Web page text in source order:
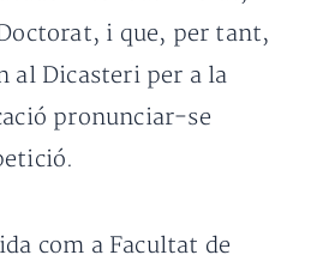
i que, per tant,
al Dicasteri per a la
pronunciar-se
com a Facultat de